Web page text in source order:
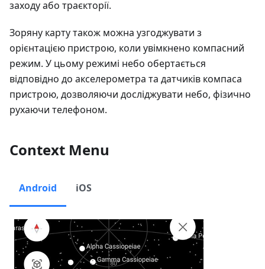
заходу або траєкторії.
Зоряну карту також можна узгоджувати з
орієнтацією пристрою, коли увімкнено компасний
режим. У цьому режимі небо обертається
відповідно до акселерометра та датчиків компаса
пристрою, дозволяючи досліджувати небо, фізично
рухаючи телефоном.
Context Menu
Android iOS